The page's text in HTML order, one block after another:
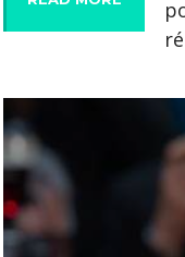
01:50 READ